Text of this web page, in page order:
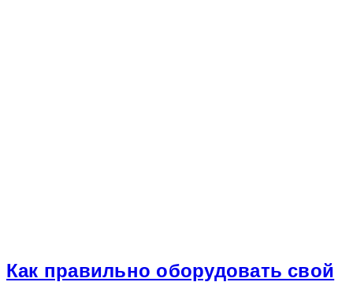
Как правильно оборудовать свой